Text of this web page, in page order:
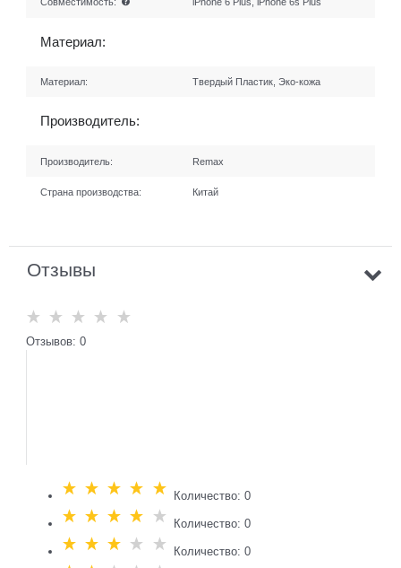
Материал:
Материал: Твердый Пластик, Эко-кожа
Производитель:
Производитель: Remax
Страна производства: Китай
Отзывы
Отзывов: 0
Количество: 0
Количество: 0
Количество: 0